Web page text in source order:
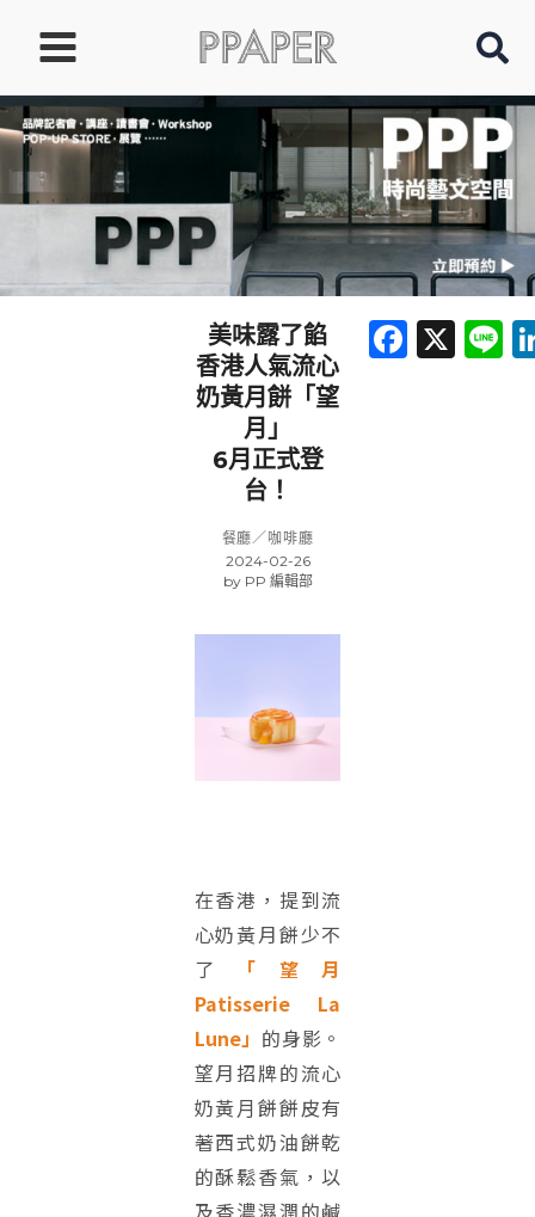
要
內
美味露了餡
香港⼈氣流⼼
奶黃月餅「望
月」
6月正式登
台！
餐廳／咖啡廳
2024-02-26
byPP 編輯部
在香港，提到流
心奶黃月餅少不
了
「望月
Patisserie La
Lune」 的身影。
望月招牌的流⼼
奶黃⽉餅餅皮有
著西式奶油餅乾
的酥鬆香氣，以
及香濃濕潤的鹹
X